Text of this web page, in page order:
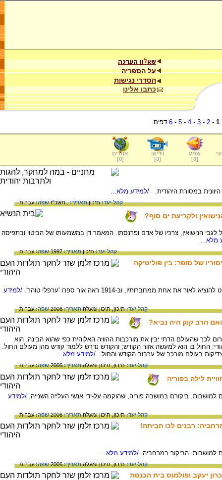
על הספריה
הסדרי נגישות
כתבו אלינו
1
-
2
-
3
-
4
-
5
-
6 דפים
שמע
[
0
]
וידיאו
[
0
]
אתרים
[
0
]
במסורת היהודית. /למידע מלא...
קהל יעד:תיכוןתאריך:, תשכ"זשפה:עברית
ולקריעת ים סוף?
הנישואין, צרכיו של אדם ופרנסתו. המאמר דן במשמעותו של הביטוי ובתפיסה
מלא...
קהל יעד:תיכוןתאריך:1997 שפה:עברית
של סופר: בין פוליטיקה
אחת ממחברותיו, וב-1914 ראה אור ספרו 'ערפלי טוהר'. /למידע
קהל יעד:תיכון,תיכון ומעלהתאריך:2006 שפה:עברית
הרב קוק היה נביא?
לכך שהעולם הדתי יבין את מורכבות ההוויה האלוהית כפי שהוא הבינהּ. הוא
החול בו הוא למעשה אזור הקודש; והקודש נדרש ללמוד קודש מהו מעולם החול.
בעולם מורכב של ערבוב הקודש והחול.
/למידע מלא...
קהל יעד:תיכון,תיכון ומעלהתאריך:2006 שפה:עברית
לילה בפוריה
ביקורם במושבה פוריה, שהוקמה על-ידי אנשי העלייה השנייה. /למידע
קהל יעד:תיכון,תיכון ומעלהתאריך:2006 שפה:עברית
רבנים לכו הביתה!
הביקור במרחביה. /למידע מלא...
קהל יעד:תיכון,תיכון ומעלהתאריך:2006 שפה:עברית
יעקב ופולמוס בית הכנסת